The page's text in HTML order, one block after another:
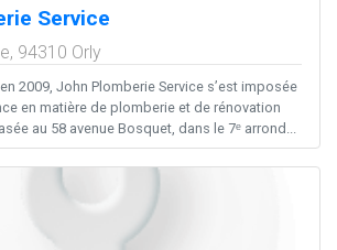
Service
94310 Orly
2009, John Plomberie Service s’est imposée
en matière de plomberie et de rénovation
au 58 avenue Bosquet, dans le 7ᵉ arrond...